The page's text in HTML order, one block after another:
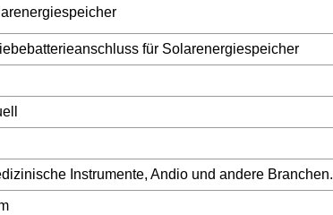
für Solarenergiespeicher
Instrumente, Andio und andere Branchen.